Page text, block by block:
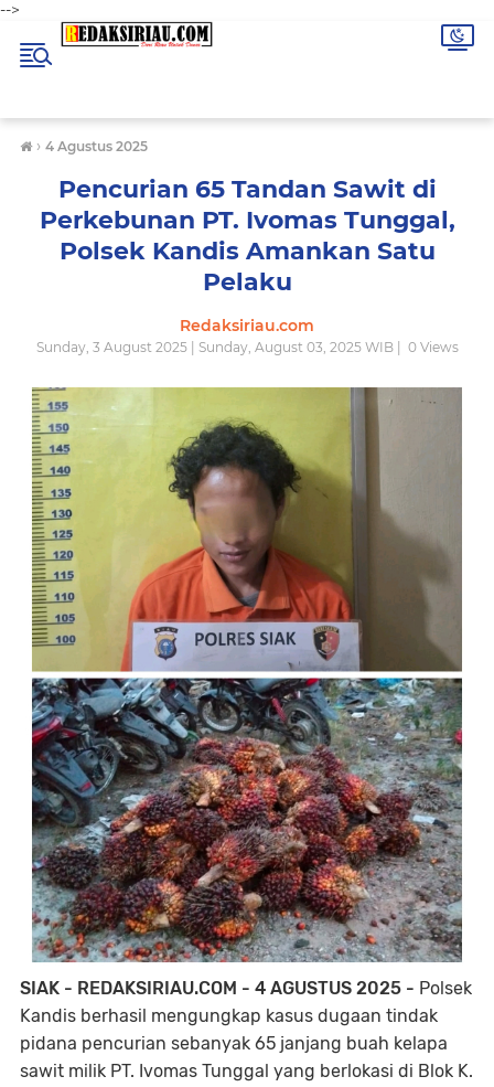
-->
› 4 Agustus 2025
Pencurian 65 Tandan Sawit di
Perkebunan PT. Ivomas Tunggal,
Polsek Kandis Amankan Satu
Pelaku
Redaksiriau.com
Sunday, 3 August 2025 | Sunday, August 03, 2025 WIB | 0Views
SIAK - REDAKSIRIAU.COM - 4 AGUSTUS 2025 - Polsek
Kandis berhasil mengungkap kasus dugaan tindak
pidana pencurian sebanyak 65 janjang buah kelapa
sawit milik PT. Ivomas Tunggal yang berlokasi di Blok K.